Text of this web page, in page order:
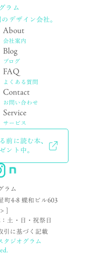
ラム
デザイン会社。
About
会社案内
Blog
ブログ
FAQ
よくある質問
Contact
お問い合わせ
Service
サービス
前に読む本、
ント中。
ラム
町4-8 蝶和ビル603
]
土・日・祝祭日
引に基づく記載
ジオグラム